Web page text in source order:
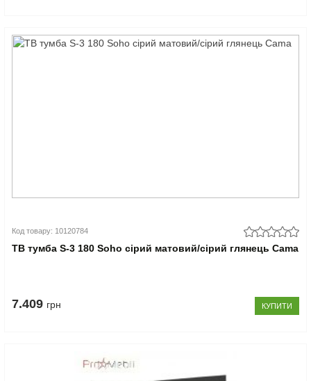
Код товару: 10120784
ТВ тумба S-3 180 Soho сірий матовий/сірий глянець Cama
7.409 грн КУПИТИ